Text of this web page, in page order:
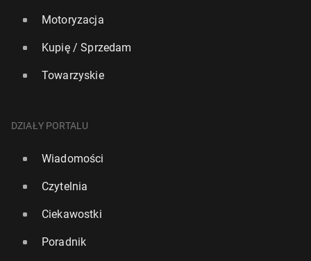
Motoryzacja
Kupię / Sprzedam
Towarzyskie
DZIAŁY PORTALU
Wiadomości
Czytelnia
Ciekawostki
Poradnik